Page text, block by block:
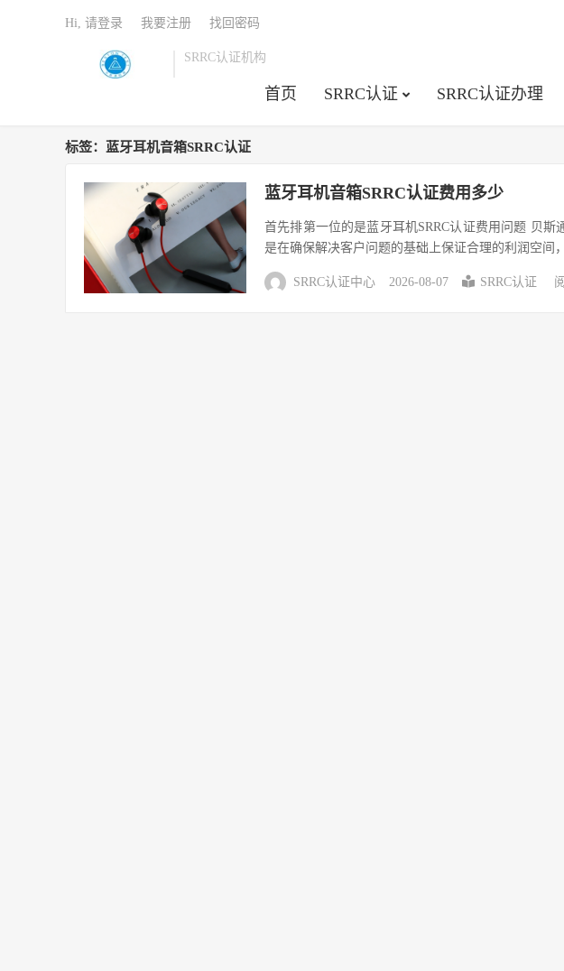
SRRC认证机构
首页 SRRC认证 SRRC认证办理
Hi, 请登录 我要注册 找回密码
标签：蓝牙耳机音箱SRRC认证
蓝牙耳机音箱SRRC认证费用多少
首先排第一位的是蓝牙耳机SRRC认证费用问题 贝
是在确保解决客户问题的基础上保证合理的利润空间
SRRC认证中心 2026-08-07 SRRC认证